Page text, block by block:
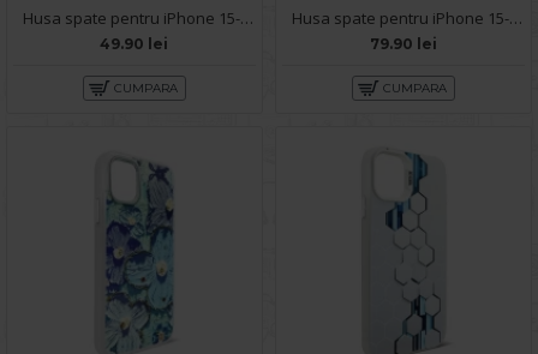
Husa spate pentru iPhone 15- Glace case Negru
49.90 lei
CUMPARA
Husa spate pentru iPhone 15- Tomo case Verde
79.90 lei
CUMPARA